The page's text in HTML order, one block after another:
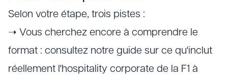
Selon votre étape, trois pistes :
➝ Vous cherchez encore à comprendre le
format : consultez notre guide sur ce qu'inclut
réellement l'hospitality corporate de la F1 à